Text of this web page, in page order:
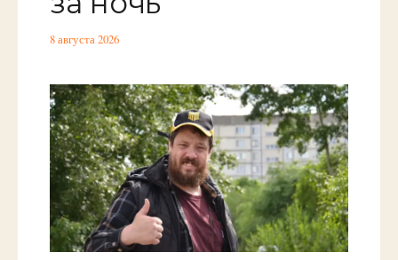
8 августа 2026